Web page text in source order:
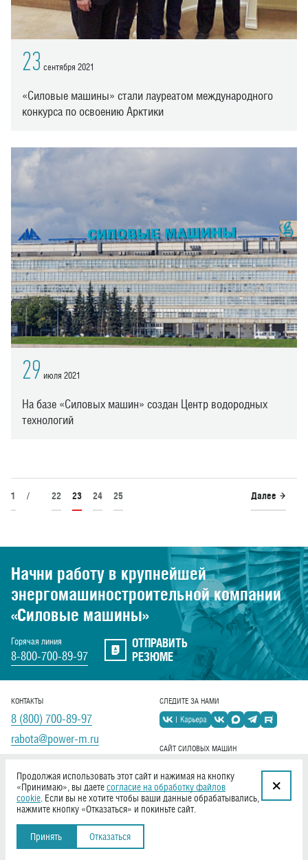
23 сентября 2021
«Силовые машины» стали лауреатом международного
конкурса по освоению Арктики
29 июля 2021
На базе «Силовых машин» создан Центр водородных
технологий
1 / 22 23 24 25 Далее
Начни работу в крупнейшей
энергомашиностроительнойкомпании
«Силовые машины»
Горячая линия
8-800-700-89-97
ОТПРАВИТЬ
РЕЗЮМЕ
КОНТАКТЫ
8 (800) 700-89-97
rabota@power-m.ru
СЛЕДИТЕ ЗА НАМИ
САЙТ СИЛОВЫХ МАШИН
Продолжая использовать этот сайт и нажимая на кнопку
«Принимаю», вы даетесогласие на обработку файлов
cookie . Если вы не хотите чтобы ваши данные обрабатывались,
нажмите кнопку «Отказаться» и покиньте сайт.
Принять Отказаться